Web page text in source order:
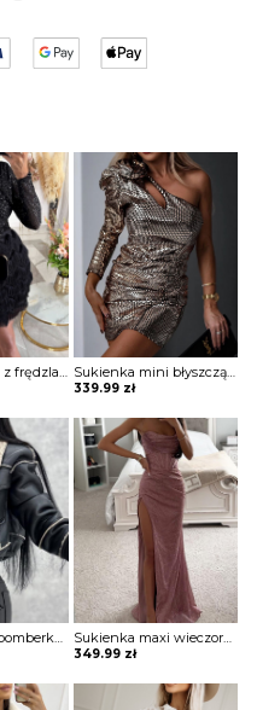
Sukienka mini z frędzlami na spódnicy Potita Sukienka mini błyszcząca na jedno ramię Vildan
339.99 zł
Krótka kurtka bomberka Avie Sukienka maxi wieczorowa z gorsetowym topem Alija
349.99 zł